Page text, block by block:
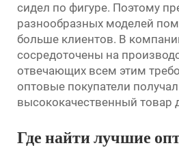
сидел по фигуре. Поэтому
разнообразных моделей
больше клиентов. В
сосредоточены на
отвечающих всем этим
оптовые покупатели
высококачественный товар
Где найти лучшие